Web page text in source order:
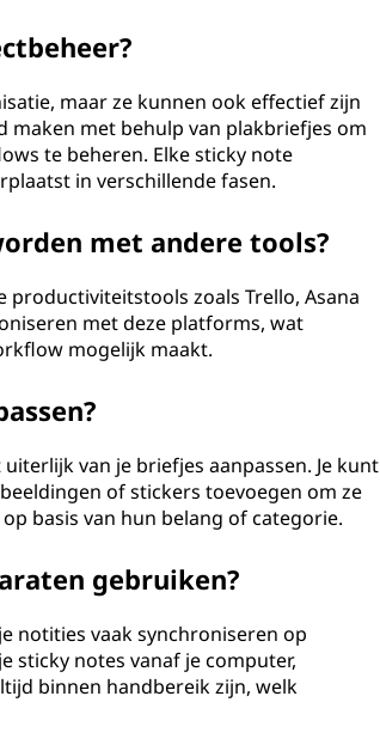
maar ze kunnen ook effectief zijn
maken met behulp van plakbriefjes om
te beheren. Elke sticky note
in verschillende fasen.
met andere tools?
zoals Trello, Asana
met deze platforms, wat
mogelijk maakt.
van je briefjes aanpassen. Je kunt
of stickers toevoegen om ze
basis van hun belang of categorie.
gebruiken?
notities vaak synchroniseren op
sticky notes vanaf je computer,
binnen handbereik zijn, welk